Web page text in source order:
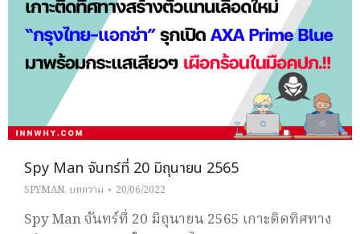
Spy Man จันทร์ที่ 20 มิถุนายน 2565
SPYMAN, บทความ 20/06/2022
Spy Man จันทร์ที่ 20 มิถุนายน 2565 เกาะติดทิศทาง